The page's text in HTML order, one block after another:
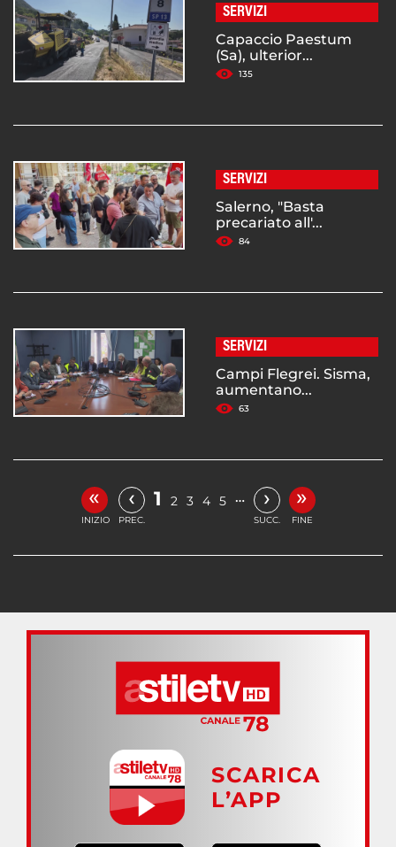
SERVIZI
Capaccio Paestum
(Sa), ulterior...
135
SERVIZI
Salerno, "Basta
precariato all'...
84
SERVIZI
Campi Flegrei. Sisma,
aumentano...
63
«
INIZIO
‹
PREC.
1 2 3 4 5 … ›
SUCC.
»
FINE
SCARICA
L’APP